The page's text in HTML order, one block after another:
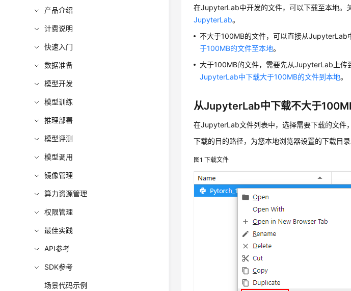
产品介绍
计费说明
快速入门
数据准备
模型开发
模型训练
推理部署
模型评测
模型调用
镜像管理
算力资源管理
权限管理
最佳实践
API参考
SDK参考
场景代码示例
在JupyterLab中开发的文件，可以下载至本地。
JupyterLab。
不大于100MB的文件，可以直接从JupyterLab
于100MB的文件至本地。
大于100MB的文件，需要先从JupyterLab上传
JupyterLab中下载大于100MB的文件到本地。
从JupyterLab中下载不大于
在JupyterLab文件列表中，选择需要下载的文件
下载的目的路径，为您本地浏览器设置的下载目录
图1下载文件